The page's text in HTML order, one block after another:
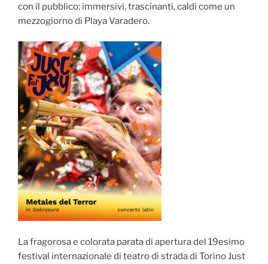
con il pubblico: immersivi, trascinanti, caldi come un
mezzogiorno di Playa Varadero.
La fragorosa e colorata parata di apertura del 19esimo
festival internazionale di teatro di strada di Torino Just